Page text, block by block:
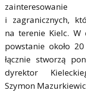
i zagranicznych,
na terenie Kielc.
powstanie około
łącznie stworzą
dyrektor
Szymon